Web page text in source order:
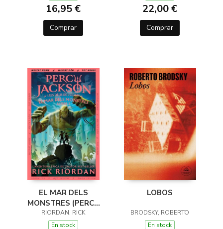
16,95 €
Comprar
22,00 €
Comprar
EL MAR DELS
MONSTRES (PERCY
JACKSON I ELS DÉUS
DE L'OLIMP 2)
RIORDAN, RICK
En stock
LOBOS
BRODSKY, ROBERTO
En stock